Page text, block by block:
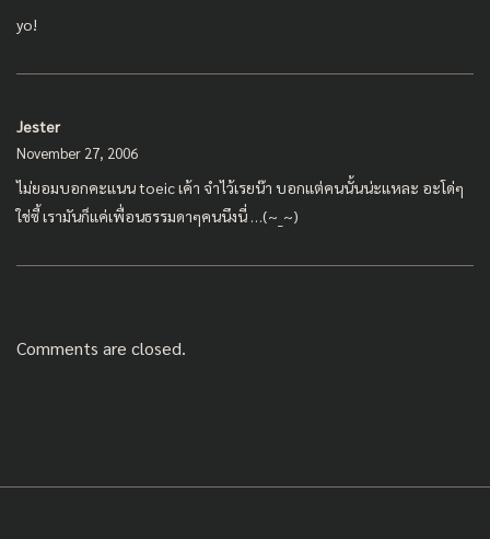
yo!
Jester
November 27, 2006
ไม่ยอมบอกคะแนน toeic เค้า จำไว้เรยน๊า บอกแต่คนนั้นน่ะแหละ อะโด่ๆ
ใช่ซี้ เรามันก็แค่เพื่อนธรรมดาๆคนนึงนี่ …(~_~)
Comments are closed.